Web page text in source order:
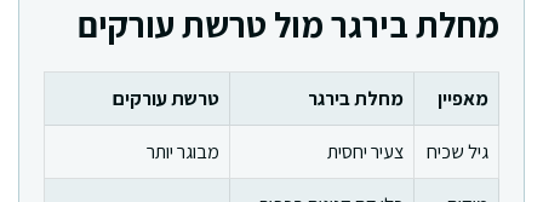
מחלת בירגר מול טרשת עורקים
מאפיין מחלת בירגר
טרשת עורקים
גיל שכיח
צעיר יחסית
מבוגר יותר